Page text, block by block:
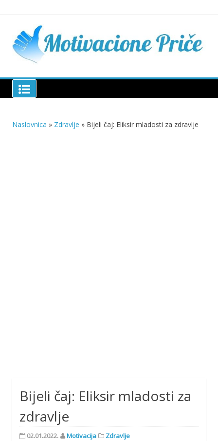
Motivacione Priče
Naslovnica » Zdravlje » Bijeli čaj: Eliksir mladosti za zdravlje
Bijeli čaj: Eliksir mladosti za
zdravlje
02.01.2022. Motivacija Zdravlje